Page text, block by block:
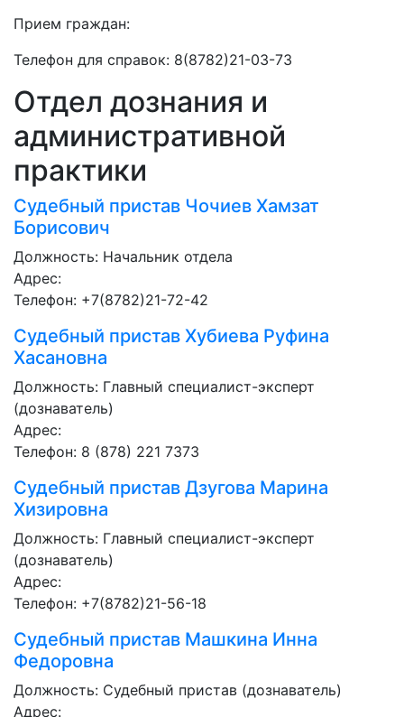
Прием граждан:
Телефон для справок: 8(8782)21-03-73
Отдел дознания и
административной
практики
Судебный пристав Чочиев Хамзат
Борисович
Должность: Начальник отдела
Адрес:
Телефон: +7(8782)21-72-42
Судебный пристав Хубиева Руфина
Хасановна
Должность: Главный специалист-эксперт
(дознаватель)
Адрес:
Телефон: 8 (878) 221 7373
Судебный пристав Дзугова Марина
Хизировна
Должность: Главный специалист-эксперт
(дознаватель)
Адрес:
Телефон: +7(8782)21-56-18
Судебный пристав Машкина Инна
Федоровна
Должность: Судебный пристав (дознаватель)
Адрес: